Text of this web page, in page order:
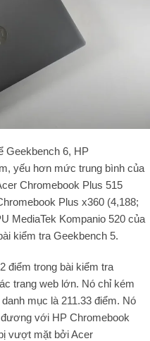
Geekbench 6, HP
yếu hơn mức trung bình của
Chromebook Plus 515
Plus x360 (4,188;
MediaTek Kompanio 520 của
kiểm tra Geekbench 5.
điểm trong bài kiểm tra
trang web lớn. Nó chỉ kém
mục là 211.33 điểm. Nó
với HP Chromebook
vượt mặt bởi Acer